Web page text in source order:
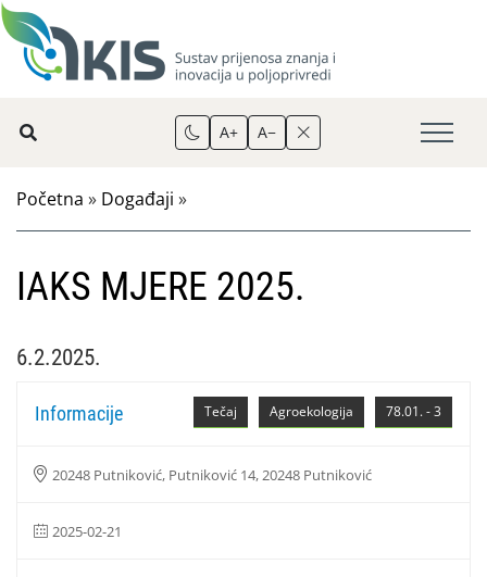
A+ A−
Početna » Događaji »
IAKS MJERE 2025.
6.2.2025.
78.01. - 3
Agroekologija
Tečaj
Informacije
20248 Putniković, Putniković 14, 20248 Putniković
2025-02-21